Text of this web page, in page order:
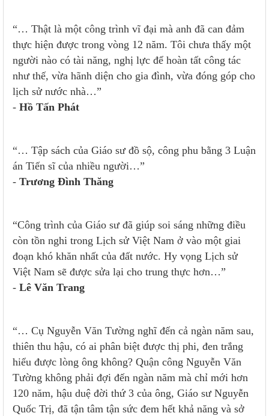
“… Thật là một công trình vĩ đại mà anh đã can đảm
thực hiện được trong vòng 12 năm. Tôi chưa thấy một
người nào có tài năng, nghị lực để hoàn tất công tác
như thế, vừa hãnh diện cho gia đình, vừa đóng góp cho
lịch sử nước nhà…”
- Hồ Tấn Phát
“… Tập sách của Giáo sư đồ sộ, công phu bằng 3 Luận
án Tiến sĩ của nhiều người…”
- Trương Đình Thăng
“Công trình của Giáo sư đã giúp soi sáng những điều
còn tồn nghi trong Lịch sử Việt Nam ở vào một giai
đoạn khó khăn nhất của đất nước. Hy vọng Lịch sử
Việt Nam sẽ được sửa lại cho trung thực hơn…”
- Lê Văn Trang
“… Cụ Nguyễn Văn Tường nghĩ đến cả ngàn năm sau,
thiên thu hậu, có ai phân biệt được thị phi, đen trắng
hiểu được lòng ông không? Quận công Nguyễn Văn
Tường không phải đợi đến ngàn năm mà chỉ mới hơn
120 năm, hậu duệ đời thứ 3 của ông, Giáo sư Nguyễn
Quốc Trị, đã tận tâm tận sức đem hết khả năng và sở